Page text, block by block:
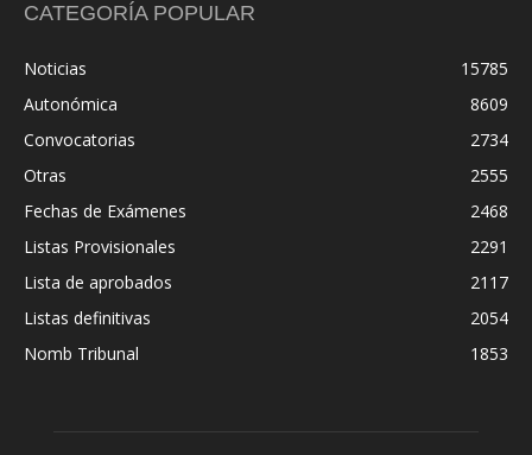
CATEGORÍA POPULAR
Noticias
15785
Autonómica
8609
Convocatorias
2734
Otras
2555
Fechas de Exámenes
2468
Listas Provisionales
2291
Lista de aprobados
2117
Listas definitivas
2054
Nomb Tribunal
1853